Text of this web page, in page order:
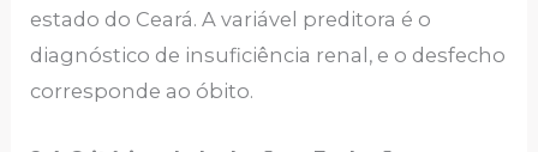
estado do Ceará. A variável preditora é o
diagnóstico de insuficiência renal, e o desfecho
corresponde ao óbito.